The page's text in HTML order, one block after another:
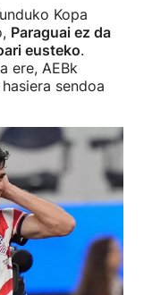
Kopa
Paraguai ez da
eusteko.
ere, AEBk
sendoa